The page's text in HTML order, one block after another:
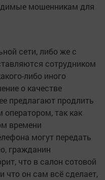
мошенникам для
сети, либо же с
сотрудником
либо иного
о качестве
предлагают продлить
так как
времени
могут передать
гражданин
что в салон сотовой
что он сам всё сделает,